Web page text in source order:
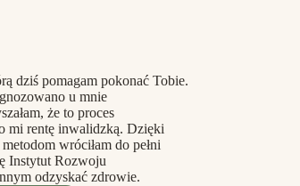
dziś pomagam pokonać Tobie.
u mnie
że to proces
mi rentę inwalidzką. Dzięki
wróciłam do pełni
Instytut Rozwoju
odzyskać zdrowie.